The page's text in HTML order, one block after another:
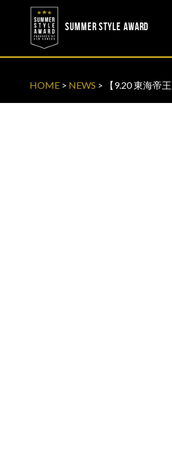
SUMMER STYLE AWARD
HOME > NEWS > 【9.20 東海帝